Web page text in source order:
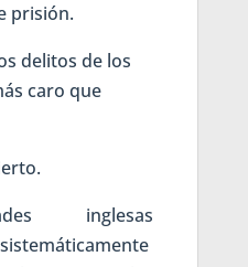
prisión.
delitos de los
caro que
inglesas